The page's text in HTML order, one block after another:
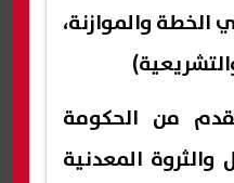
الخطة والموازنة،
من الحكومة
والثروة المعدنية